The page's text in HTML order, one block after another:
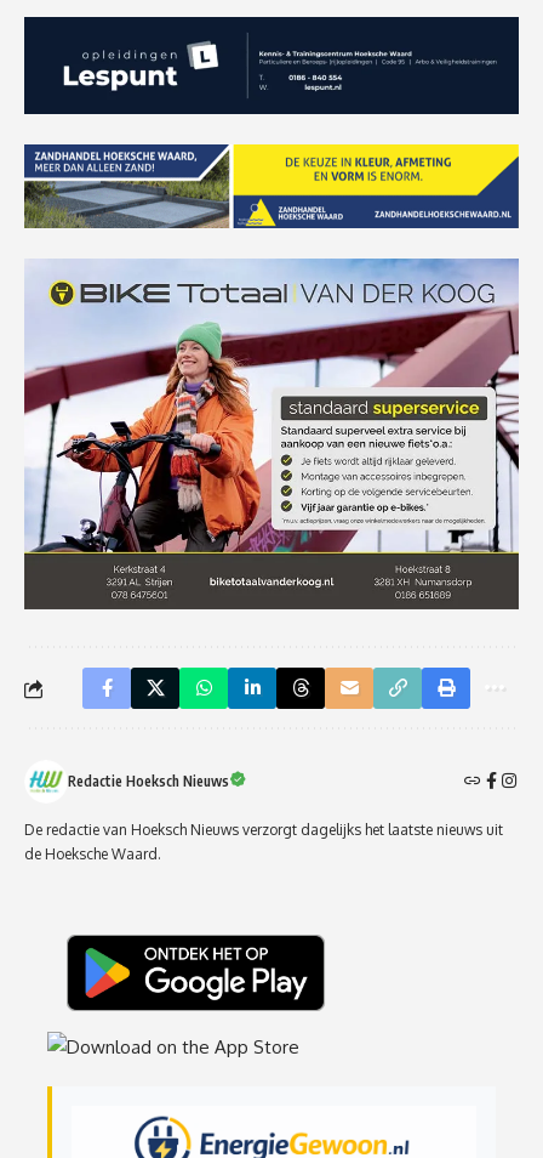
Redactie Hoeksch Nieuws
De redactie van Hoeksch Nieuws verzorgt dagelijks het laatste nieuws uit
de Hoeksche Waard.